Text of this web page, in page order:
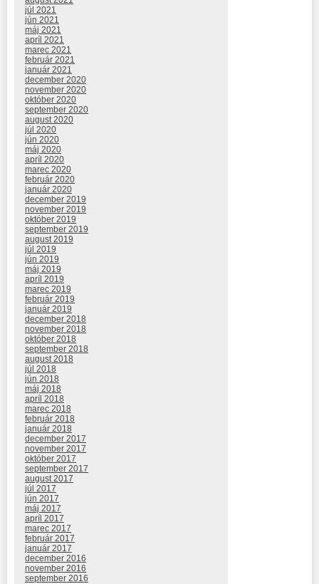
júl 2021
jún 2021
máj 2021
apríl 2021
marec 2021
február 2021
január 2021
december 2020
november 2020
október 2020
september 2020
august 2020
júl 2020
jún 2020
máj 2020
apríl 2020
marec 2020
február 2020
január 2020
december 2019
november 2019
október 2019
september 2019
august 2019
júl 2019
jún 2019
máj 2019
apríl 2019
marec 2019
február 2019
január 2019
december 2018
november 2018
október 2018
september 2018
august 2018
júl 2018
jún 2018
máj 2018
apríl 2018
marec 2018
február 2018
január 2018
december 2017
november 2017
október 2017
september 2017
august 2017
júl 2017
jún 2017
máj 2017
apríl 2017
marec 2017
február 2017
január 2017
december 2016
november 2016
september 2016